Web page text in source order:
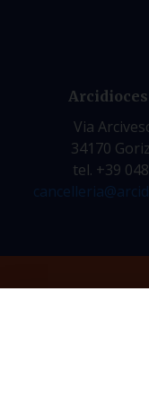
Via
34170
tel. +39